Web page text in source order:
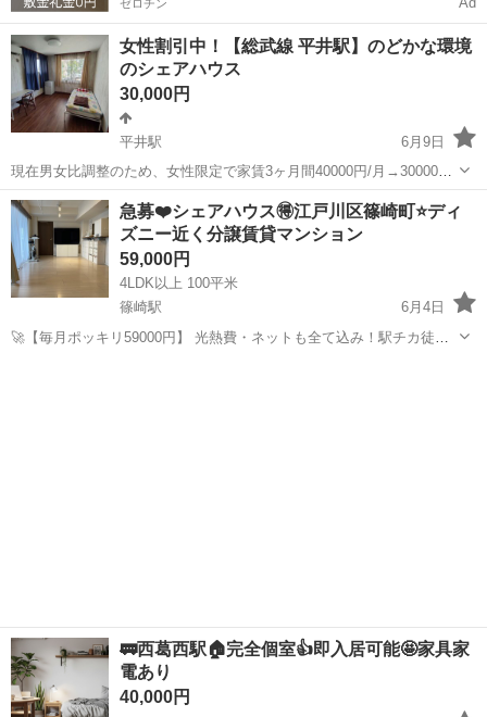
ゼロチン
女性割引中！【総武線 平井駅】のどかな環境
のシェアハウス
30,000円
平井駅
6月9日
現在男女比調整のため、女性限定で家賃3ヶ月間40000円/月→30000円/
月でご案内しております。 ※6ヶ月以上住んでいただくこと JR中央総
武線 平井駅徒歩9分、スカイツリーが見える、周辺緑に囲まれたシェ
アハウス...
東京 江戸川区 シェアハウス 無料
急募❤️シェアハウス🉐江戸川区篠崎町⭐️ディ
ズニー近く分譲賃貸マンション
59,000円
4LDK以上 100平米
篠崎駅
6月4日
🚀【毎月ポッキリ59000円】 光熱費・ネットも全て込み！駅チカ徒歩7
🚃西葛西駅🏠完全個室👍即入居可能🤩家具家
電あり
40,000円